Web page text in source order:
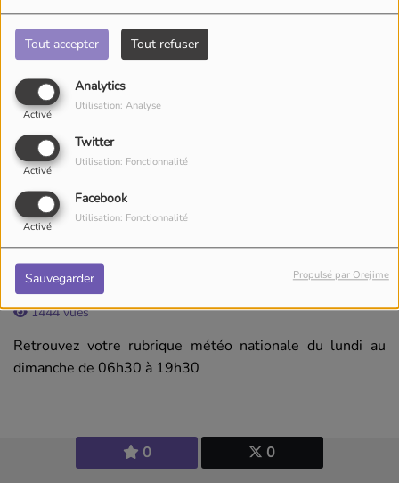
Tout accepter Tout refuser
Analytics
Activé
Utilisation: Analyse
Twitter
Activé
Utilisation: Fonctionnalité
Facebook
Activé
Utilisation: Fonctionnalité
Sauvegarder Propulsé par Orejime
0 0
TOUTE LA SEMAINE, DE 06:30 À 19:30
1444 vues
Retrouvez votre rubrique météo nationale du lundi au
dimanche de 06h30 à 19h30